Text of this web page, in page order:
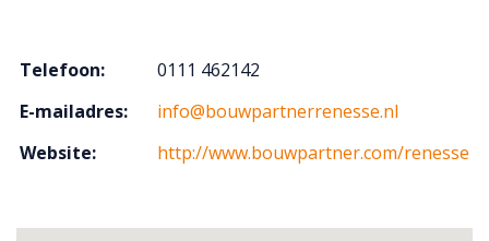
Telefoon:
0111 462142
E-mailadres:
info@bouwpartnerrenesse.nl
Website:
http://www.bouwpartner.com/renesse